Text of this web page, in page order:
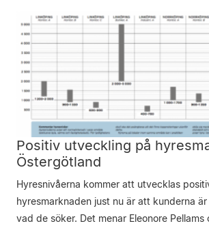
Positiv utveckling på
Östergötland
Hyresnivåerna kommer att utvecklas
hyresmarknaden just nu är att kunderna
vad de söker. Det menar Eleonore Pellams